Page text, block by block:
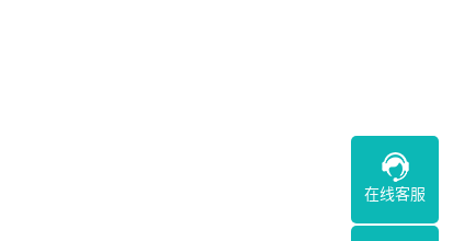
在线客服